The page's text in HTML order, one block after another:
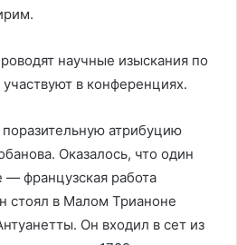
научные изыскания по
в конференциях.
атрибуцию
Оказалось, что один
— французская работа
стоял в Малом Трианоне
Он входил в сет из